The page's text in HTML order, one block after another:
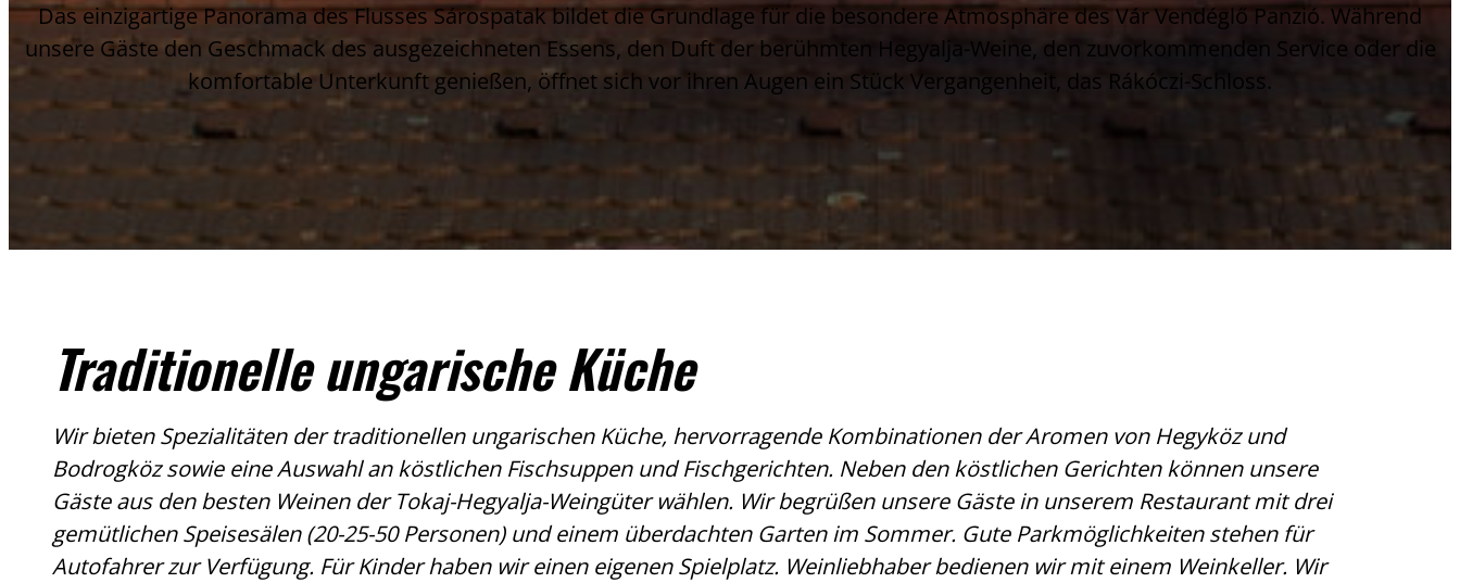
Das einzigartige Panorama des Flusses Sárospatak bildet die Grundlage für die besondere Atmosphäre des Vár Vendéglő Panzió. Während
unsere Gäste den Geschmack des ausgezeichneten Essens, den Duft der berühmten Hegyalja-Weine, den zuvorkommenden Service oder die
komfortable Unterkunft genießen, öffnet sich vor ihren Augen ein Stück Vergangenheit, das Rákóczi-Schloss.
Traditionelle ungarische Küche
Wir bieten Spezialitäten der traditionellen ungarischen Küche, hervorragende Kombinationen der Aromen von Hegyköz und
Bodrogköz sowie eine Auswahl an köstlichen Fischsuppen und Fischgerichten. Neben den köstlichen Gerichten können unsere
Gäste aus den besten Weinen der Tokaj-Hegyalja-Weingüter wählen. Wir begrüßen unsere Gäste in unserem Restaurant mit drei
gemütlichen Speisesälen (20-25-50 Personen) und einem überdachten Garten im Sommer. Gute Parkmöglichkeiten stehen für
Autofahrer zur Verfügung. Für Kinder haben wir einen eigenen Spielplatz. Weinliebhaber bedienen wir mit einem Weinkeller. Wir